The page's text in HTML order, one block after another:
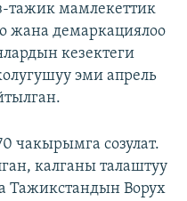
тажик мамлекеттик
жана демаркациялоо
кезектеги
эми апрель
чакырымга созулат.
калганы талаштуу
Тажикстандын Ворух